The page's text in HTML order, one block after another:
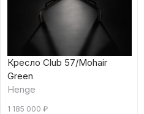
Кресло Club 57/Mohair
Green
Henge
1 185 000 ₽